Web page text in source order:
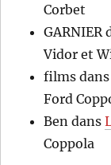
Corbet
GARNIER
Vidor et
films
Ford
Ben dans
Coppola